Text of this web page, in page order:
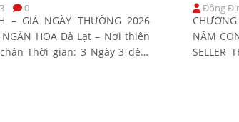
0
– GIÁ NGÀY THƯỜNG 2026
NGÀN HOA Đà Lạt – Nơi thiên
Thời gian: 3 Ngày 3 đêm
Đông
NĂM
SELLER